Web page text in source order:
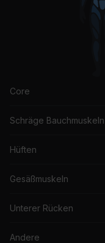
Core
Schräge Bauchmuskeln
Hüften
Gesäßmuskeln
Unterer Rücken
Andere